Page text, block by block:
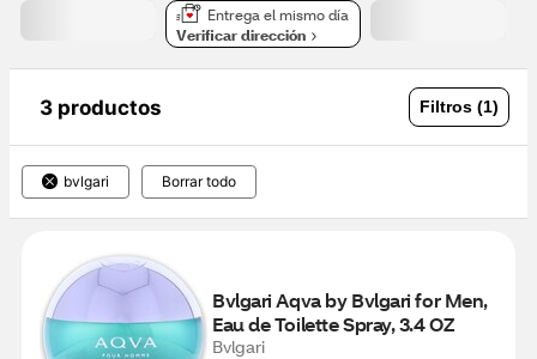
Entrega el mismo día
Verificar dirección
3 productos Filtros (1)
bvlgari Borrar todo
Bvlgari Aqva by Bvlgari for Men,
Eau de Toilette Spray, 3.4 OZ
Bvlgari